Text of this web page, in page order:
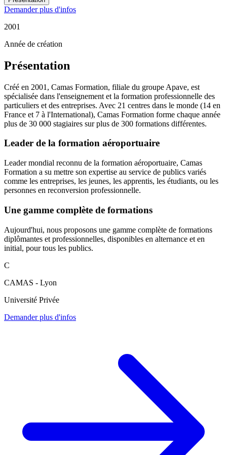
Demander plus d'infos
2001
Année de création
Présentation
Créé en 2001, Camas Formation, filiale du groupe Apave, est
spécialisée dans l'enseignement et la formation professionnelle des
particuliers et des entreprises. Avec 21 centres dans le monde (14 en
France et 7 à l'International), Camas Formation forme chaque année
plus de 30 000 stagiaires sur plus de 300 formations différentes.
Leader de la formation aéroportuaire
Leader mondial reconnu de la formation aéroportuaire, Camas
Formation a su mettre son expertise au service de publics variés
comme les entreprises, les jeunes, les apprentis, les étudiants, ou les
personnes en reconversion professionnelle.
Une gamme complète de formations
Aujourd'hui, nous proposons une gamme complète de formations
diplômantes et professionnelles, disponibles en alternance et en
initial, pour tous les publics.
C
CAMAS - Lyon
Université Privée
Demander plus d'infos